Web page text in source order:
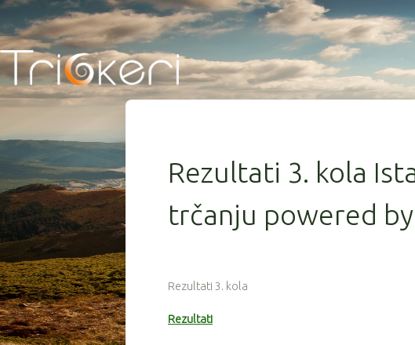
Rezultati 3. kola
trčanju powered by
Rezultati 3. kola
Rezultati